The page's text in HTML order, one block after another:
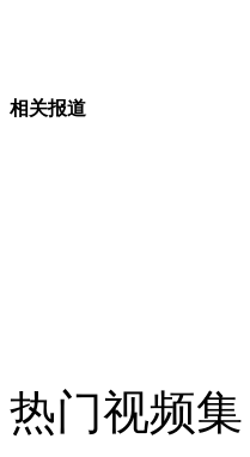
高速免费导致景区拥堵
无痛分娩是否安全 医生
相关报道
热门视频集